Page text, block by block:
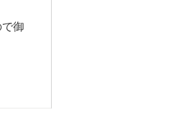
御